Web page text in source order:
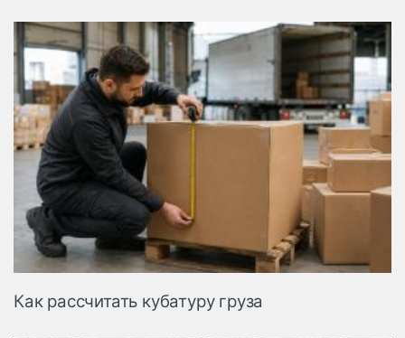
Как рассчитать кубатуру груза